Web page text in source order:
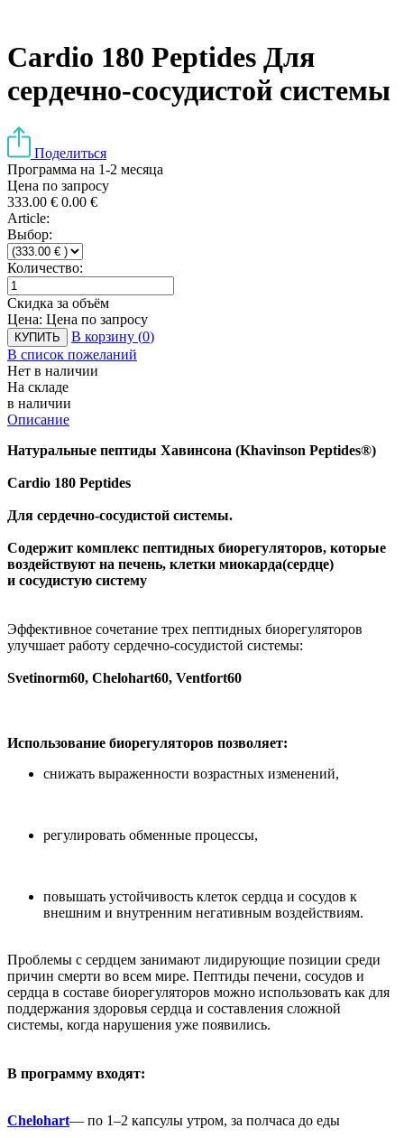
Cardio 180 Peptides Для
сердечно-сосудистой системы
Поделиться
Программа на 1-2 месяца
Цена по запросу
333.00 € 0.00 €
Article:
Выбор:
Количество:
Скидка за объём
Цена: Цена по запросу
КУПИТЬ В корзину (0)
В список пожеланий
Нет в наличии
На складе
в наличии
Описание
Натуральные пептиды Хавинсона (Khavinson Peptides®)
Cardio 180 Peptides
Для сердечно-сосудистой системы.
Содержит комплекс пептидных биорегуляторов, которые
воздействуют на печень, клетки миокарда(сердце)
и сосудистую систему
Эффективное сочетание трех пептидных биорегуляторов
улучшает работу сердечно-сосудистой системы:
Svetinorm60, Chelohart60, Ventfort60
Использование биорегуляторов позволяет:
снижать выраженности возрастных изменений,
регулировать обменные процессы,
повышать устойчивость клеток сердца и сосудов к
внешним и внутренним негативным воздействиям.
Проблемы с сердцем занимают лидирующие позиции среди
причин смерти во всем мире. Пептиды печени, сосудов и
сердца в составе биорегуляторов можно использовать как для
поддержания здоровья сердца и составления сложной
системы, когда нарушения уже появились.
В программу входят:
Chelohart— по 1–2 капсулы утром, за полчаса до еды